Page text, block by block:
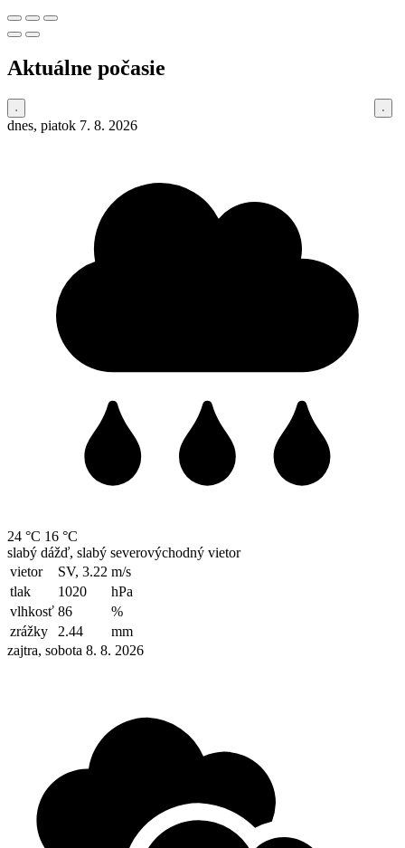
Aktuálne počasie
dnes, piatok 7. 8. 2026
24 °C 16 °C
slabý dážď, slabý severovýchodný vietor
vietor
SV, 3.22 m/s
tlak
1020
hPa
vlhkosť 86
%
zrážky
2.44
mm
zajtra, sobota 8. 8. 2026